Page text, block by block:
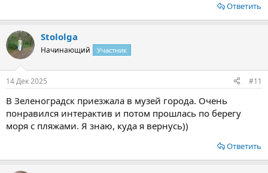
Ответить
Stololga
Начинающий Участник
14 Дек 2025 #11
В Зеленоградск приезжала в музей города. Очень
понравился интерактив и потом прошлась по берегу
моря с пляжами. Я знаю, куда я вернусь))
Ответить